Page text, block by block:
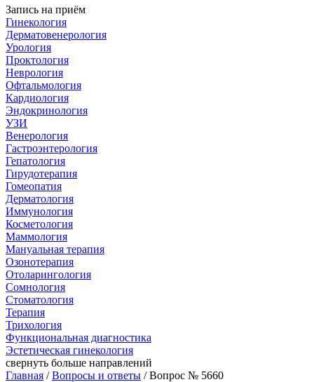
Запись на приём
Гинекология
Дерматовенерология
Урология
Проктология
Неврология
Офтальмология
Кардиология
Эндокринология
УЗИ
Венерология
Гастроэнтерология
Гепатология
Гирудотерапия
Гомеопатия
Дерматология
Иммунология
Косметология
Маммология
Мануальная терапия
Озонотерапия
Отоларингология
Сомнология
Стоматология
Терапия
Трихология
Функциональная диагностика
Эстетическая гинекология
свернуть больше направлений
Главная /Вопросы и ответы / Вопрос № 5660